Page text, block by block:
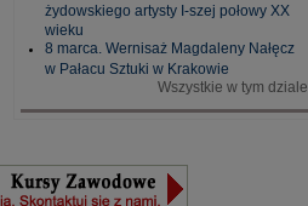
żydowskiego artysty I-szej połowy XX
wieku
8 marca. Wernisaż Magdaleny Nałęcz
w Pałacu Sztuki w Krakowie
Wszystkie w tym dziale